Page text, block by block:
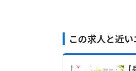
この求人と近